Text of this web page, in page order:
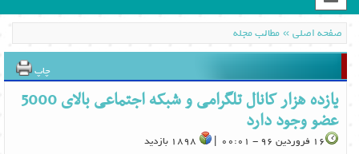
صفحه اصلی»مطالب مجله
چاپ
یازده هزار کانال‌ تلگرامی و شبکه‌ اجتماعی بالای 5000
عضو وجود دارد
16 فروردین 96 - 00:01 |